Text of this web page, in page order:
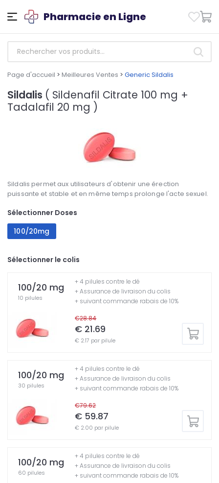
Pharmacie en Ligne
Page d'accueil > Meilleures Ventes > Generic Sildalis
Sildalis ( Sildenafil Citrate 100 mg +
Tadalafil 20 mg )
Sildalis permet aux utilisateurs d'obtenir une érection
puissante et stable et en même temps prolonge l'acte sexuel.
Sélectionner Doses
100/20mg
Sélectionner le colis
100/20 mg
10 pilules
€28.84
€ 21.69
€ 2.17 par pilule
+ 4 pilules contre le dé
+ Assurance de livraison du colis
+ suivant commande rabais de 10%
100/20 mg
30 pilules
€79.62
€ 59.87
€ 2.00 par pilule
+ 4 pilules contre le dé
+ Assurance de livraison du colis
+ suivant commande rabais de 10%
100/20 mg
60 pilules
+ 4 pilules contre le dé
+ Assurance de livraison du colis
+ suivant commande rabais de 10%